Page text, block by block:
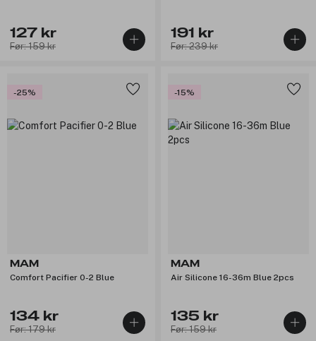
127 kr
Før: 159 kr
191 kr
Før: 239 kr
-25%
MAM
Comfort Pacifier 0-2 Blue
134 kr
Før: 179 kr
-15%
MAM
Air Silicone 16-36m Blue 2pcs
135 kr
Før: 159 kr